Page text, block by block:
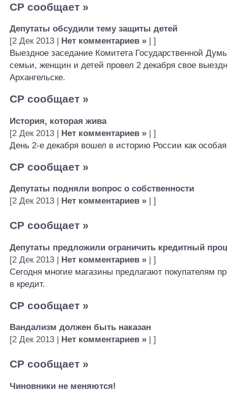
СР сообщает »
Депутаты обсудили тему защиты детей
[2 Дек 2013 |
Нет комментариев » | ]
Выездное заседание Комитета Государственной
семьи, женщин и детей провел 2 декабря свое
Архангельске.
СР сообщает »
История, которая жива
[2 Дек 2013 | Нет комментариев » | ]
День 2-е декабря вошел в историю России как
СР сообщает »
Депутаты подняли вопрос о собственности
[2 Дек 2013 |
Нет комментариев » | ]
СР сообщает »
Депутаты предложили ограничить кредитный
[2 Дек 2013 | Нет комментариев » | ]
Сегодня многие магазины предлагают покупателям
в кредит.
СР сообщает »
Вандализм должен быть наказан
[2 Дек 2013 |
Нет комментариев » | ]
СР сообщает »
Чиновники не меняются!